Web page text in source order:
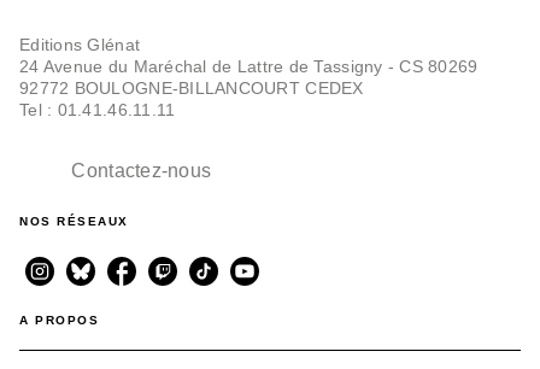
Editions Glénat
24 Avenue du Maréchal de Lattre de Tassigny - CS 80269
92772 BOULOGNE-BILLANCOURT CEDEX
Tel : 01.41.46.11.11
Contactez-nous
NOS RÉSEAUX
A PROPOS